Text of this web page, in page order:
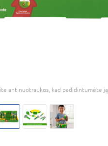
ant nuotraukos, kad padidintumėte ją